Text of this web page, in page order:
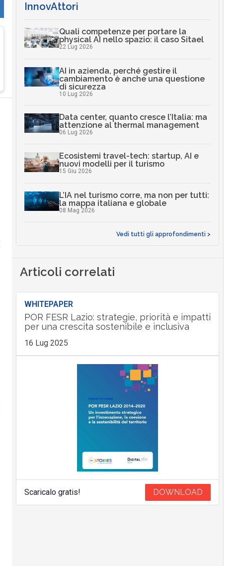
InnovAttori
Quali competenze per portare la
physical AI nello spazio: il caso Sitael
22 Lug 2026
AI in azienda, perché gestire il
cambiamento è anche una questione
di sicurezza
10 Lug 2026
Data center, quanto cresce l’Italia: ma
attenzione al thermal management
06 Lug 2026
Ecosistemi travel-tech: startup, AI e
nuovi modelli per il turismo
15 Giu 2026
L’IA nel turismo corre, ma non per tutti:
la mappa italiana e globale
08 Mag 2026
Vedi tutti gli approfondimenti >
Articoli correlati
WHITEPAPER
POR FESR Lazio: strategie, priorità e impatti
per una crescita sostenibile e inclusiva
16 Lug 2025
Scaricalo gratis! DOWNLOAD